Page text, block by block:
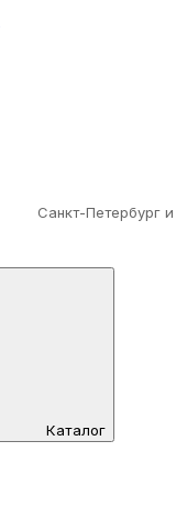
Санкт-Петербург и
Каталог